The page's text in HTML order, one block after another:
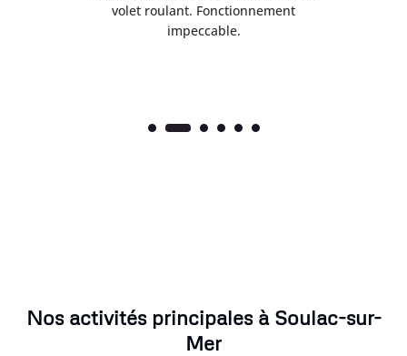
volet roulant. Fonctionnement
impeccable.
Nos activités principales à Soulac-sur-
Mer